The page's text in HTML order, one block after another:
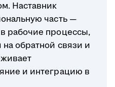
Наставник
часть —
рабочие процессы,
обратной связи и
и интеграцию в